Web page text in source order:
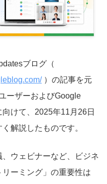
ブログ（
）の記事を元
ーザーおよびGoogle
けて、2025年11月26日
解説したものです。
ウェビナーなど、ビジネ
ーミング」の重要性は